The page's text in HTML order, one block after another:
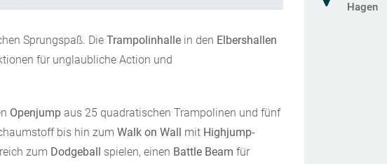
Sprungspaß. Die Trampolinhalle in den Elbershallen
für unglaubliche Action und
Openjump aus 25 quadratischen Trampolinen und fünf
bis hin zum Walk on Wall mit Highjump-
zum Dodgeball spielen, einen Battle Beam für
Hagen